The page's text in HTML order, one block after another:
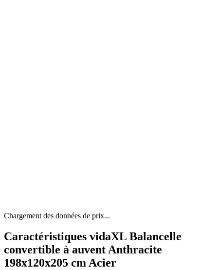
Chargement des données de prix...
Caractéristiques vidaXL Balancelle
convertible à auvent Anthracite
198x120x205 cm Acier